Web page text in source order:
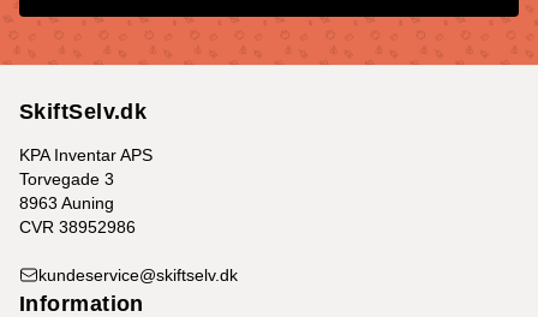
SkiftSelv.dk
KPA Inventar APS
Torvegade 3
8963 Auning
CVR 38952986
kundeservice@skiftselv.dk
Information